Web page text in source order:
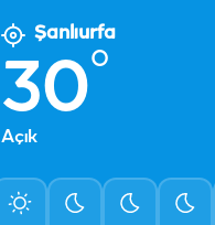
Şanlıurfa
30°
Açık